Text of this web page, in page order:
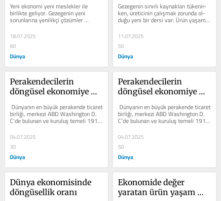
Yeni ekonomi yeni meslekler ile
birlik­te geliyor. Gezegenin yeni
sorunları­na yenilikçi çözümler
üretmek için tek­nolojinin gücünü
daha...
18.07.2025
60
Dünya
Gezegenin sınırlı kaynakları tükenir­
ken, üreticinin çalışmak zorunda ol­
duğu yeni bir dersi var: Ürün yaşam
dön­güsü yönetimi ve...
11.07.2025
50
Dünya
Perakendecilerin
döngüsel ekonomiye
Dünyanın en büyük perakende ticaret
birliği, merkezi ABD Washington D.
C’de bulunan ve kuruluş temeli 1911
yı­lında atılan National...
04.07.2025
30
Dünya
Perakendecilerin
döngüsel ekonomiye
Dünyanın en büyük perakende ticaret
birliği, merkezi ABD Washington D.
C’de bulunan ve kuruluş temeli 1911
yı­lında atılan National...
04.07.2025
50
Dünya
Dünya ekonomisinde
döngüsellik oranı
Ekonomide değer
yaratan ürün yaşam